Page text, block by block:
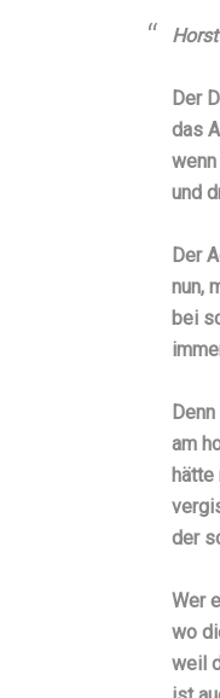
Der
das
und
Der
nun,
bei
am
hätte
der
Wer
wo
weil